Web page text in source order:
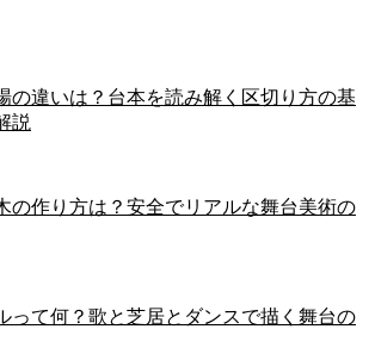
の違いは？台本を読み解く区切り方の基
説
の作り方は？安全でリアルな舞台美術の
って何？歌と芝居とダンスで描く舞台の